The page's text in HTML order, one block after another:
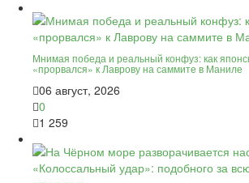
Мнимая победа и реальный конфуз: как
«прорвался» к Лаврову на саммите в Маниле
06 август, 2026
0
1 259